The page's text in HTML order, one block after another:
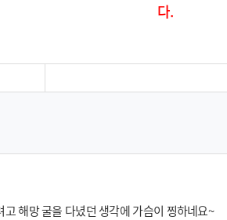
다.
해망 굴을 다녔던 생각에 가슴이 찡하네요~